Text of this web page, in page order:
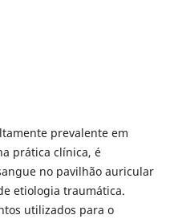
prevalente em
prática clínica, é
no pavilhão auricular
etiologia traumática.
utilizados para o